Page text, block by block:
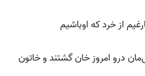
از خرد که اوباشیم
درو امروز خان گشتند و خاتون